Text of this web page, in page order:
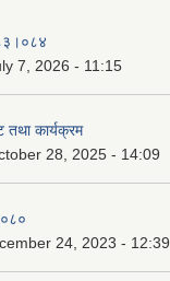
7, 2026 - 11:15
कार्यक्रम
28, 2025 - 14:09
24, 2023 - 12:39